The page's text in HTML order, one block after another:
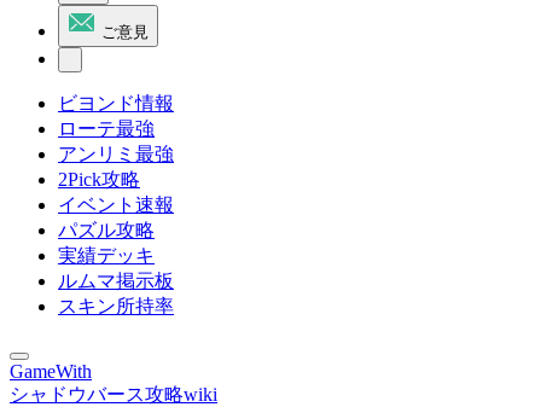
ご意見
ビヨンド情報
ローテ最強
アンリミ最強
2Pick攻略
イベント速報
パズル攻略
実績デッキ
ルムマ掲示板
スキン所持率
GameWith
シャドウバース攻略wiki